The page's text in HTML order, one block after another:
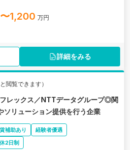
1,200 万円
詳細をみる
閲覧できます）
フレックス／NTTデータグループ◎関
ソリューション提供を行う企業
補助あり
経験者優遇
2日制